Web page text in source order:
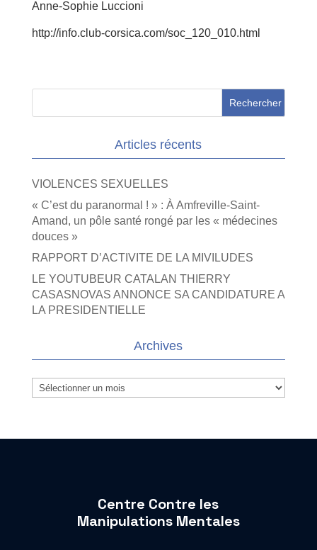
Anne-Sophie Luccioni
http://info.club-corsica.com/soc_120_010.html
Articles récents
VIOLENCES SEXUELLES
« C’est du paranormal ! » : À Amfreville-Saint-
Amand, un pôle santé rongé par les « médecines
douces »
RAPPORT D’ACTIVITE DE LA MIVILUDES
LE YOUTUBEUR CATALAN THIERRY
CASASNOVAS ANNONCE SA CANDIDATURE A
LA PRESIDENTIELLE
Archives
Archives
Centre Contre les
Manipulations Mentales